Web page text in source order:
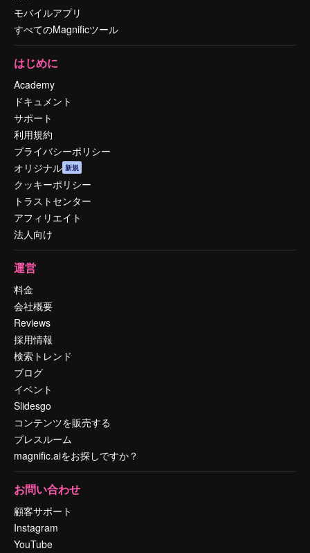
モバイルアプリ
すべてのMagnificツール
はじめに
Academy
ドキュメント
サポート
利用規約
プライバシーポリシー
オリジナル 新規
クッキーポリシー
トラストセンター
アフィリエイト
法人向け
運営
料金
会社概要
Reviews
採用情報
検索トレンド
ブログ
イベント
Slidesgo
コンテンツを販売する
プレスルーム
magnific.aiをお探しですか？
お問い合わせ
顧客サポート
Instagram
YouTube